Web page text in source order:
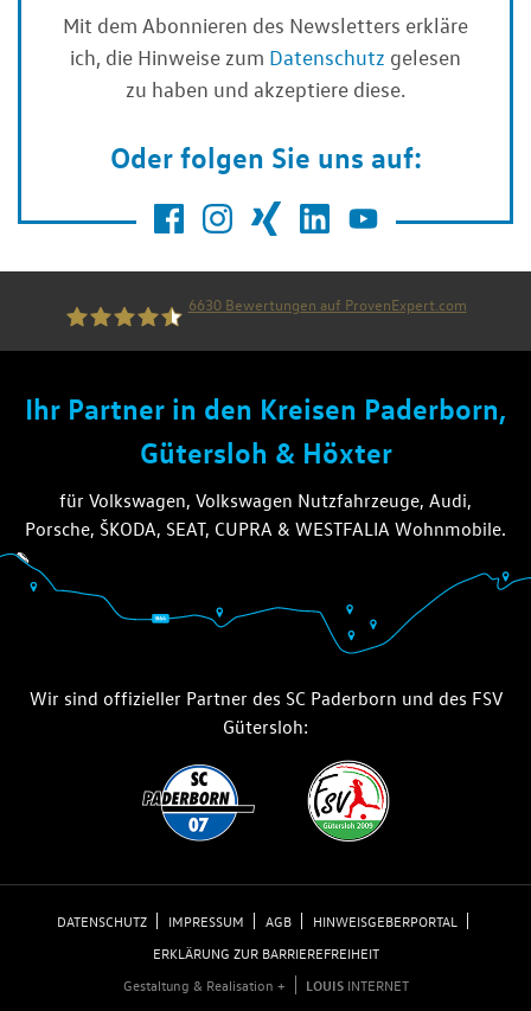
Mit dem Abonnieren des Newsletters erkläre
ich, die Hinweise zum Datenschutz gelesen
zu haben und akzeptiere diese.
Oder folgen Sie uns auf:
6630Bewertungen auf ProvenExpert.com
Ihr Partner in den Kreisen Paderborn,
Gütersloh & Höxter
für Volkswagen, Volkswagen Nutzfahrzeuge, Audi,
Porsche, ŠKODA, SEAT, CUPRA & WESTFALIA Wohnmobile.
Wir sind offizieller Partner des SC Paderborn und des FSV
Gütersloh:
DATENSCHUTZ IMPRESSUM AGB
HINWEISGEBERPORTAL
ERKLÄRUNG ZUR BARRIEREFREIHEIT
Gestaltung & Realisation +
LOUISINTERNET